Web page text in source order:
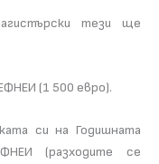
тези ще
(1 500 евро).
си на Годишната
(разходите се